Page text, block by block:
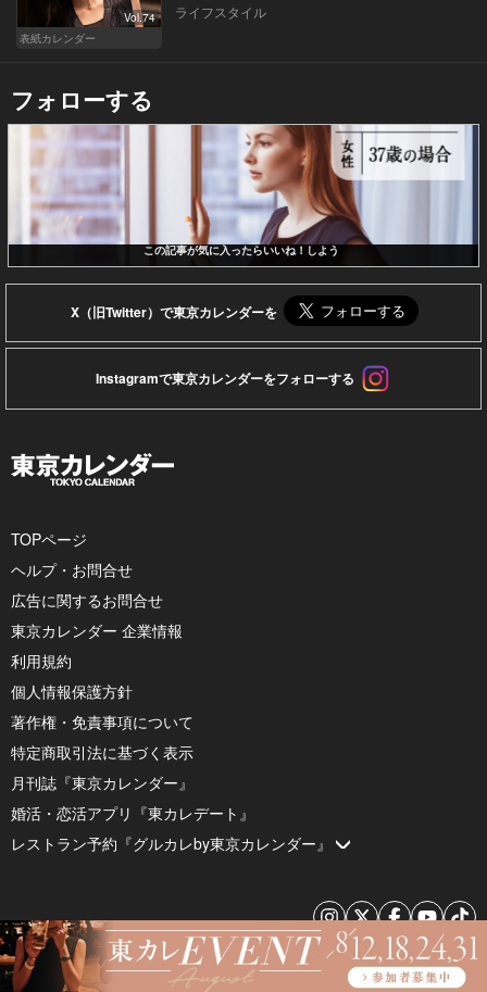
Vol.74
表紙カレンダー
ライフスタイル
フォローする
この記事が気に入ったらいいね！しよう
X（旧Twitter）で東京カレンダーを
Instagramで東京カレンダーをフォローする
TOPページ
ヘルプ・お問合せ
広告に関するお問合せ
東京カレンダー 企業情報
利用規約
個人情報保護方針
著作権・免責事項について
特定商取引法に基づく表示
月刊誌『東京カレンダー』
婚活・恋活アプリ『東カレデート』
レストラン予約『グルカレby東京カレンダー』
© 2026 by Tokyo Calendar, Inc.